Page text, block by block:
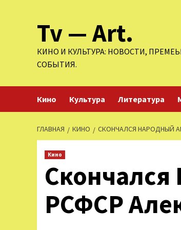
содержимомуTv — Art.
КИНО И КУЛЬТУРА: НОВОСТИ,
СОБЫТИЯ.
Кино Культура Литература
ГЛАВНАЯ КИНО СКОНЧАЛСЯ НАРОДНЫЙ
Кино
РСФСР